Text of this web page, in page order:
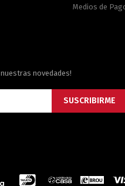
Medios de
novedades!
SUSCRIBIRME